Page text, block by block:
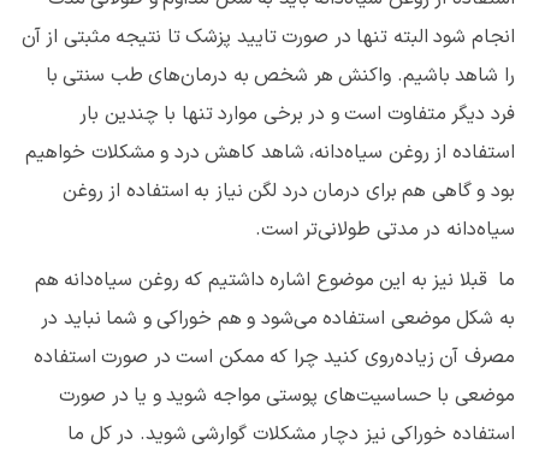
انجام شود البته تنها در صورت تایید پزشک تا نتیجه مثبتی از آن
را شاهد باشیم. واکنش هر شخص به درمان‌های طب سنتی با
فرد دیگر متفاوت است و در برخی موارد تنها با چندین بار
استفاده از روغن سیاه‌دانه، شاهد کاهش درد و مشکلات خواهیم
بود و گاهی هم برای درمان درد لگن نیاز به استفاده از روغن
سیاه‌دانه در مدتی طولانی‌تر است.
ما قبلا نیز به این موضوع اشاره داشتیم که روغن سیاه‌دانه هم
به شکل موضعی استفاده می‌شود و هم خوراکی و شما نباید در
مصرف آن زیاده‌روی کنید چرا که ممکن است در صورت استفاده
موضعی با حساسیت‌های پوستی مواجه شوید و یا در صورت
استفاده خوراکی نیز دچار مشکلات گوارشی شوید. در کل ما